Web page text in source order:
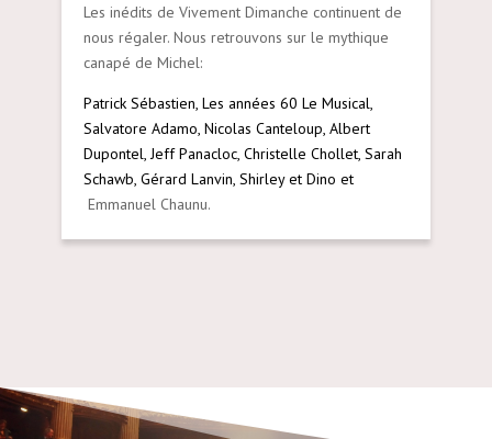
Les inédits de Vivement Dimanche continuent de
nous régaler. Nous retrouvons sur le mythique
canapé de Michel:
Patrick Sébastien, Les années 60 Le Musical,
Salvatore Adamo, Nicolas Canteloup, Albert
Dupontel, Jeff Panacloc, Christelle Chollet, Sarah
Schawb, Gérard Lanvin, Shirley et Dino et
Emmanuel Chaunu.